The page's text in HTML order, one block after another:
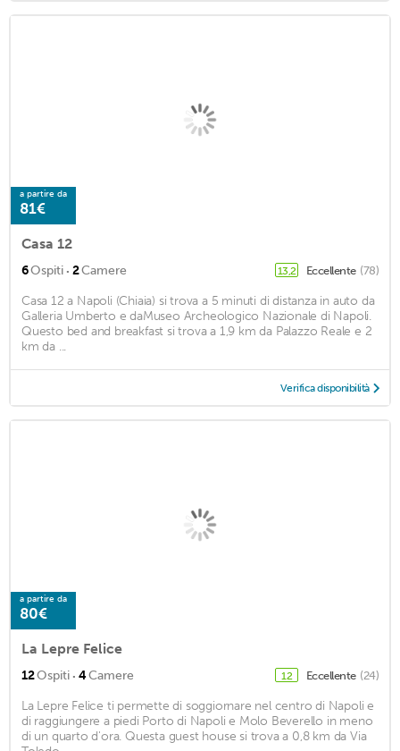
a partire da
81€
Casa 12
6Ospiti · 2Camere 13,2 Eccellente (78)
Casa 12 a Napoli (Chiaia) si trova a 5 minuti di distanza in auto da
Galleria Umberto e daMuseo Archeologico Nazionale di Napoli.
Questo bed and breakfast si trova a 1,9 km da Palazzo Reale e 2
km da ...
Verifica disponibilità
a partire da
80€
La Lepre Felice
12Ospiti · 4Camere 12 Eccellente (24)
La Lepre Felice ti permette di soggiornare nel centro di Napoli e
di raggiungere a piedi Porto di Napoli e Molo Beverello in meno
di un quarto d'ora. Questa guest house si trova a 0,8 km da Via